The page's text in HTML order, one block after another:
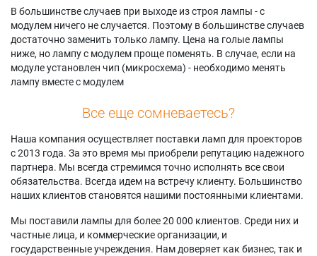
В большинстве случаев при выходе из строя лампы - с
модулем ничего не случается. Поэтому в большинстве случаев
достаточно заменить только лампу. Цена на голые лампы
ниже, но лампу с модулем проще поменять. В случае, если на
модуле установлен чип (микросхема) - необходимо менять
лампу вместе с модулем
Все еще сомневаетесь?
Наша компания осуществляет поставки ламп для проекторов
с 2013 года. За это время мы приобрели репутацию надежного
партнера. Мы всегда стремимся точно исполнять все свои
обязательства. Всегда идем на встречу клиенту. Большинство
наших клиентов становятся нашими постоянными клиентами.
Мы поставили лампы для более 20 000 клиентов. Среди них и
частные лица, и коммерческие организации, и
государственные учреждения. Нам доверяет как бизнес, так и